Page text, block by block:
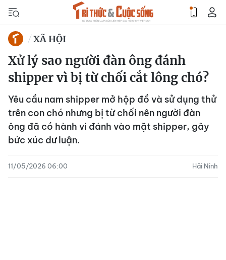
XÃ HỘI
Xử lý sao người đàn ông đánh
shipper vì bị từ chối cắt lông chó?
Yêu cầu nam shipper mở hộp đồ và sử dụng thử
trên con chó nhưng bị từ chối nên người đàn
ông đã có hành vi đánh vào mặt shipper, gây
bức xúc dư luận.
11/05/2026 06:00 Hải Ninh